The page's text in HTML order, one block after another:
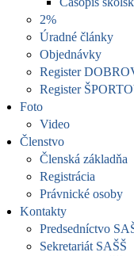
2%
Úradné články
Objednávky
Register
Register
Foto
Video
Členstvo
Členská základňa
Registrácia
Právnické osoby
Kontakty
Predsedníctvo
Sekretariát SAŠŠ